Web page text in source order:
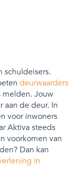
schuldeisers.
deurwaarders
melden. Jouw
aan de deur. In
voor inwoners
Aktiva steeds
voorkomen van
Dan kan
in